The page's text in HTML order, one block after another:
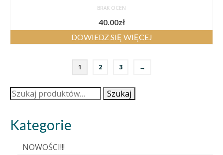
BRAK OCEN
40.00zł
DOWIEDZ SIĘ WIĘCEJ
1 2 3 →
Szukaj: Szukaj
Kategorie
NOWOŚCI!!!